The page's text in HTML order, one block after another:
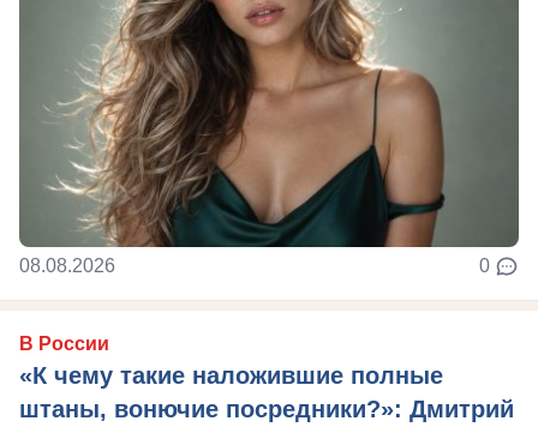
08.08.2026 0
В России
«К чему такие наложившие полные
штаны, вонючие посредники?»: Дмитрий